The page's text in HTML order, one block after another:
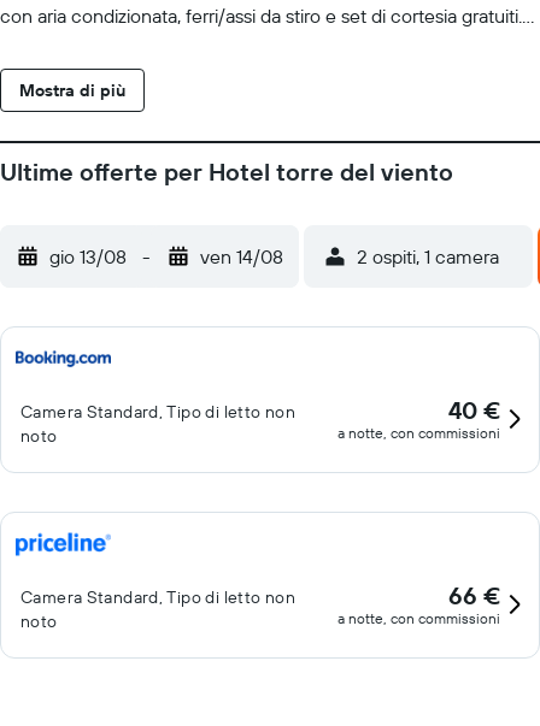
con aria condizionata, ferri/assi da stiro e set di cortesia gratuiti.
Le pulizie vengono eseguite tutti i giorni. Sono presenti 10
piscine all'aperto.
Mostra di più
Ultime offerte per Hotel torre del viento
gio 13/08 - ven 14/08 2 ospiti, 1 camera
Camera Standard, Tipo di letto non
noto
40 €
a notte, con commissioni
Camera Standard, Tipo di letto non
noto
66 €
a notte, con commissioni